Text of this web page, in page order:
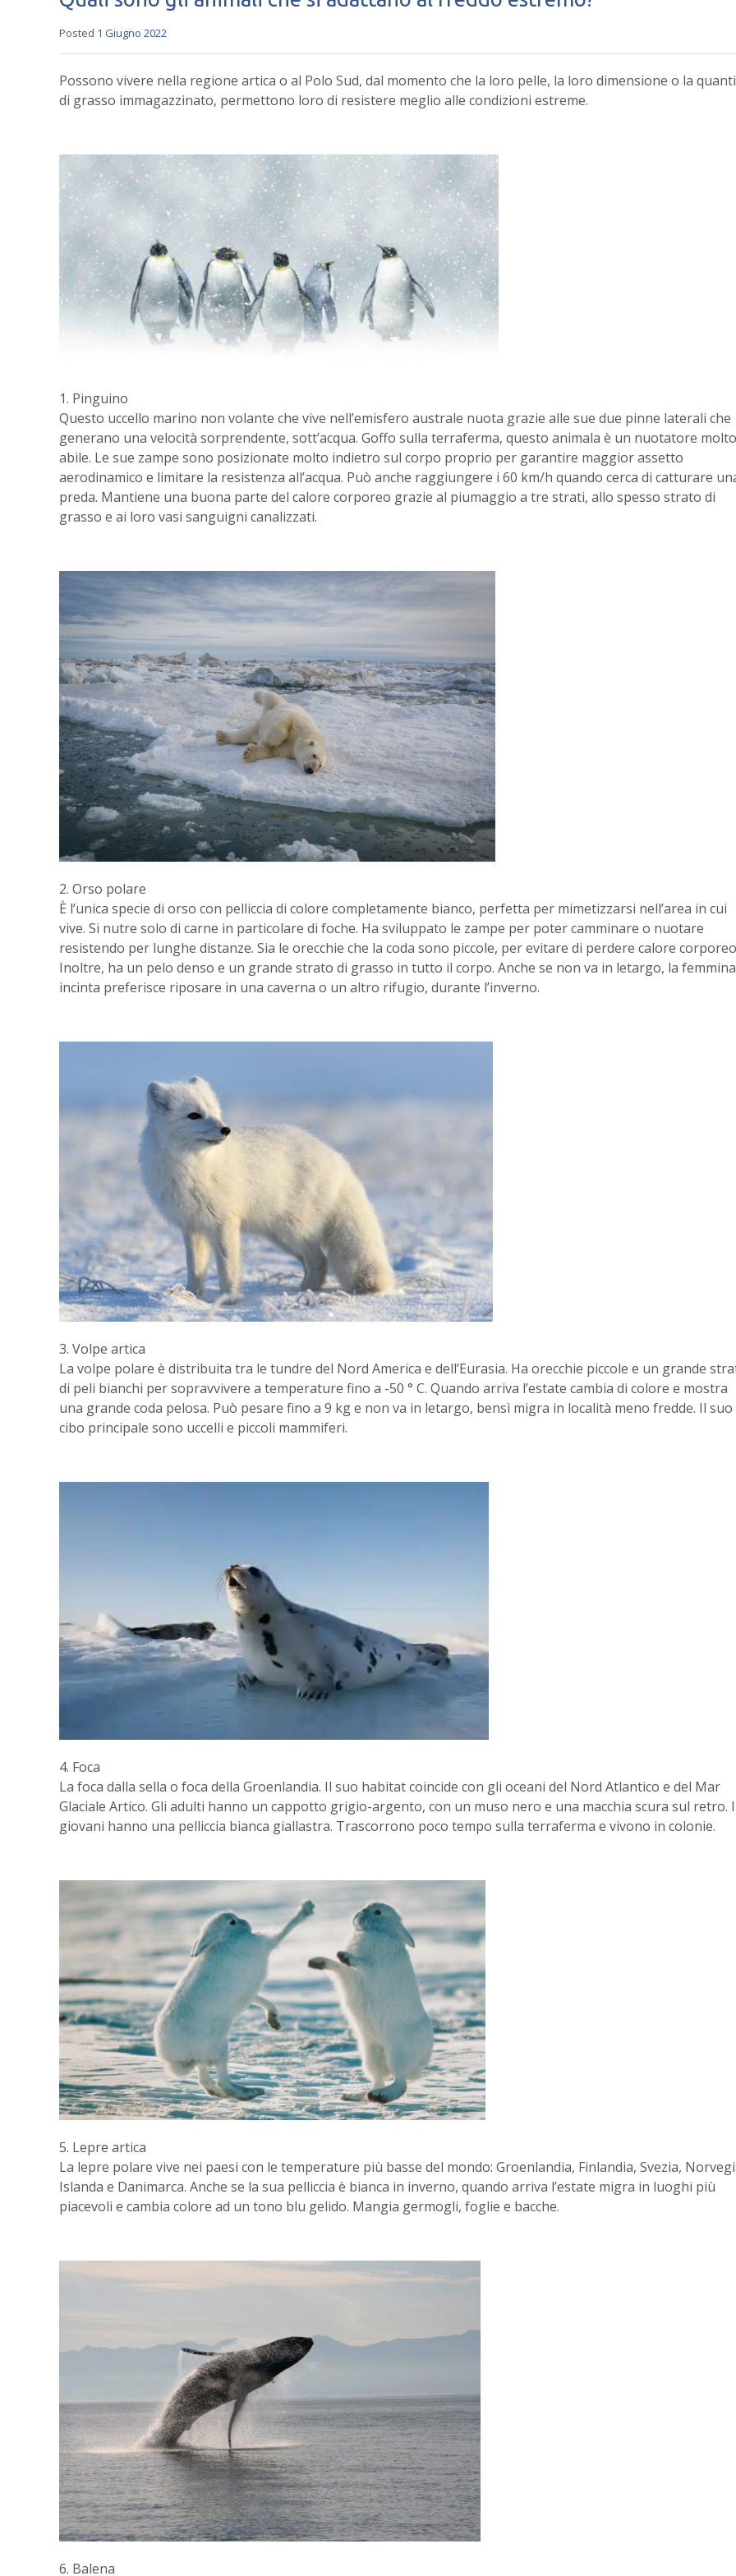
Posted 1 Giugno 2022
Possono vivere nella regione artica o al Polo Sud, dal momento che la loro pelle, la loro dimensione o la
di grasso immagazzinato, permettono loro di resistere meglio alle condizioni estreme.
1. Pinguino
Questo uccello marino non volante che vive nell’emisfero australe nuota grazie alle sue due pinne laterali che
generano una velocità sorprendente, sott’acqua. Goffo sulla terraferma, questo animala è un nuotatore molto
abile. Le sue zampe sono posizionate molto indietro sul corpo proprio per garantire maggior assetto
aerodinamico e limitare la resistenza all’acqua. Può anche raggiungere i 60 km/h quando cerca di catturare
preda. Mantiene una buona parte del calore corporeo grazie al piumaggio a tre strati, allo spesso strato di
grasso e ai loro vasi sanguigni canalizzati.
2. Orso polare
È l’unica specie di orso con pelliccia di colore completamente bianco, perfetta per mimetizzarsi nell’area in cui
vive. Si nutre solo di carne in particolare di foche. Ha sviluppato le zampe per poter camminare o nuotare
resistendo per lunghe distanze. Sia le orecchie che la coda sono piccole, per evitare di perdere calore
Inoltre, ha un pelo denso e un grande strato di grasso in tutto il corpo. Anche se non va in letargo, la femmina
incinta preferisce riposare in una caverna o un altro rifugio, durante l’inverno.
3. Volpe artica
La volpe polare è distribuita tra le tundre del Nord America e dell’Eurasia. Ha orecchie piccole e un grande
di peli bianchi per sopravvivere a temperature fino a -50 ° C. Quando arriva l’estate cambia di colore e mostra
una grande coda pelosa. Può pesare fino a 9 kg e non va in letargo, bensì migra in località meno fredde. Il suo
cibo principale sono uccelli e piccoli mammiferi.
4. Foca
La foca dalla sella o foca della Groenlandia. Il suo habitat coincide con gli oceani del Nord Atlantico e del Mar
Glaciale Artico. Gli adulti hanno un cappotto grigio-argento, con un muso nero e una macchia scura sul retro. I
giovani hanno una pelliccia bianca giallastra. Trascorrono poco tempo sulla terraferma e vivono in colonie.
5. Lepre artica
La lepre polare vive nei paesi con le temperature più basse del mondo: Groenlandia, Finlandia, Svezia,
Islanda e Danimarca. Anche se la sua pelliccia è bianca in inverno, quando arriva l’estate migra in luoghi più
piacevoli e cambia colore ad un tono blu gelido. Mangia germogli, foglie e bacche.
6. Balena